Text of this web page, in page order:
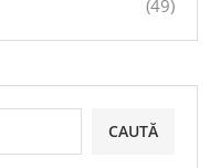
(49)
CAUTĂ